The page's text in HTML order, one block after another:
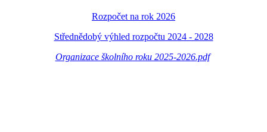
Rozpočet na rok 2026
Střednědobý výhled rozpočtu 2024 - 2028
Organizace školního roku 2025-2026.pdf